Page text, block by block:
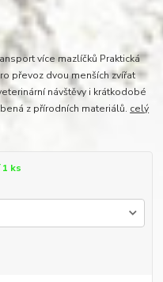
více mazlíčků Praktická
převoz dvou menších zvířat
návštěvy i krátkodobé
z přírodních materiálů. celý
1 ks